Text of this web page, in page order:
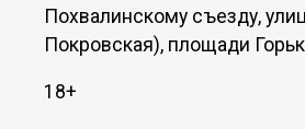
Похвалинскому съезду,
Покровская), площади
18+